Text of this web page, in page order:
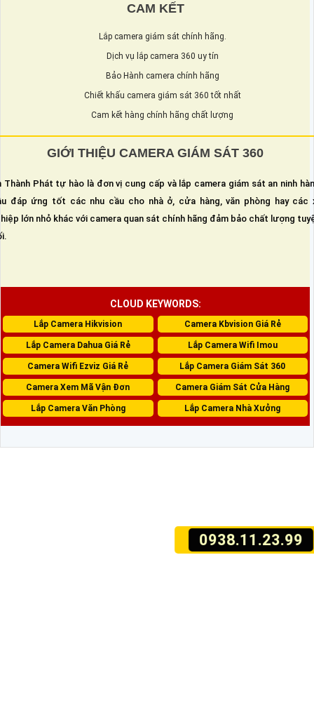
0938.11.23.99
CAM KẾT
Lắp camera giám sát chính hãng.
Dịch vụ lắp camera 360 uy tín
Bảo Hành camera chính hãng
Chiết khấu camera giám sát 360 tốt nhất
Cam kết hàng chính hãng chất lượng
GIỚI THIỆU CAMERA GIÁM SÁT 360
Thành Phát tự hào là đơn vị cung cấp và lắp camera giám sát an ninh
đáp ứng tốt các nhu cầu cho nhà ở, cửa hàng, văn phòng hay các
lớn nhỏ khác với camera quan sát chính hãng đảm bảo chất lượng
CLOUD KEYWORDS:
Lắp Camera Hikvision Camera Kbvision Giá Rẻ
Lắp Camera Dahua Giá Rẻ Lắp Camera Wifi Imou
Camera Wifi Ezviz Giá Rẻ Lắp Camera Giám Sát 360
Camera Xem Mã Vận Đơn Camera Giám Sát Cửa Hàng
Lắp Camera Văn Phòng Lắp Camera Nhà Xưởng